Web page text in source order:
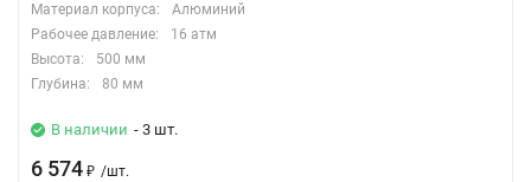
Материал корпуса:
Алюминий
Рабочее давление:
16 атм
Высота:
500 мм
Глубина:
80 мм
В наличии - 3 шт.
6 574 ₽ /шт.